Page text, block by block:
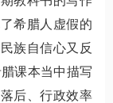
希腊人虚假的
族自信心又反
课本当中描写
后、行政效率